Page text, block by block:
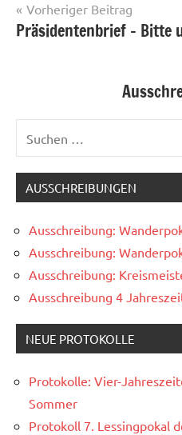
Beitragsnavigation
Vorheriger Beitrag
Präsidentenbrief – Bitte
nach:
AUSSCHREIBUNGEN
Ausschreibung:
Ausschreibung:
Ausschreibung:
Ausschreibung 4
NEUE PROTOKOLLE
Protokolle: Vier-
Sommer
Protokoll 7. Lessingpokal